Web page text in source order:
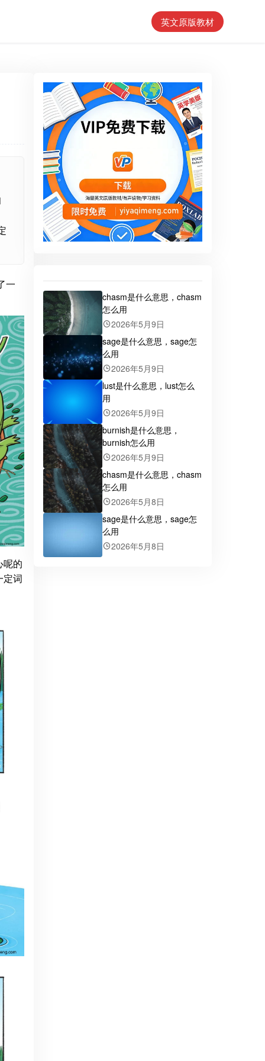
英文原版教材
一
呢的
定词
chasm是什么意思，chasm
怎么用
2026年5月9日
sage是什么意思，sage怎
么用
2026年5月9日
lust是什么意思，lust怎么
用
2026年5月9日
burnish是什么意思，
burnish怎么用
2026年5月9日
chasm是什么意思，chasm
怎么用
2026年5月8日
sage是什么意思，sage怎
么用
2026年5月8日